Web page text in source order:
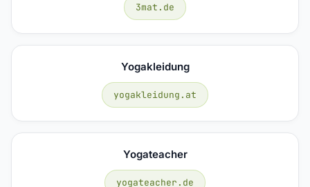
3mat.de
Yogakleidung
yogakleidung.at
Yogateacher
yogateacher.de